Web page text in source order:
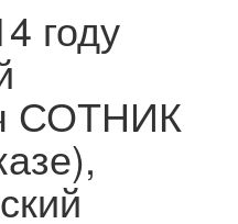
году
СОТНИК